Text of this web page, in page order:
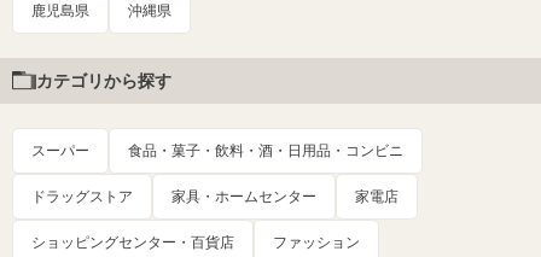
鹿児島県 沖縄県
カテゴリから探す
スーパー 食品・菓子・飲料・酒・日用品・コンビニ
ドラッグストア 家具・ホームセンター 家電店
ショッピングセンター・百貨店 ファッション